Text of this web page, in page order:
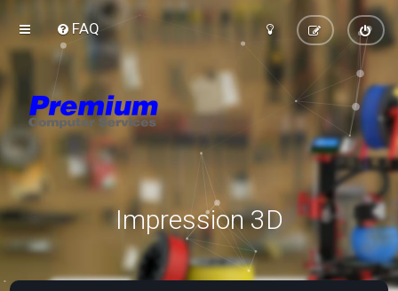
FAQ
Impression 3D